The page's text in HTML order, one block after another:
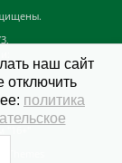
"16+"
Themes
наш сайт
отключить
политика